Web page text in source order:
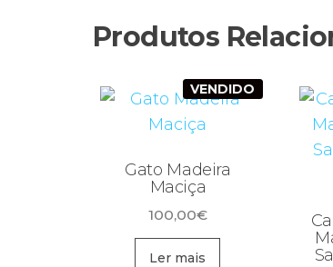
Produtos
VENDIDO
Gato Madeira
Maciça
100,00€
Ler mais